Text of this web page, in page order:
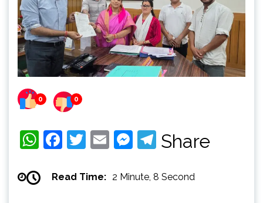
0 0
WhatsApp
Facebook
Twitter
EmailMessenger
Telegram
Share
Read Time: 2 Minute, 8 Second